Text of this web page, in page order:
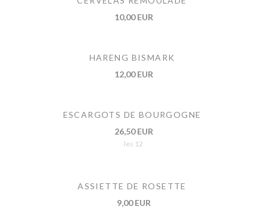
10,00 EUR
HARENG BISMARK
12,00 EUR
ESCARGOTS DE BOURGOGNE
26,50 EUR
les 12
ASSIETTE DE ROSETTE
9,00 EUR